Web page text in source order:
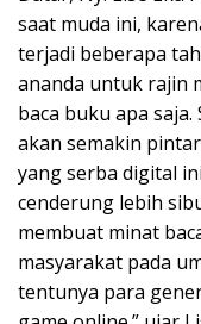
saat muda ini,
terjadi beberapa
ananda untuk rajin
baca buku apa
akan semakin
yang serba digital
cenderung lebih
membuat minat
masyarakat pada
tentunya para